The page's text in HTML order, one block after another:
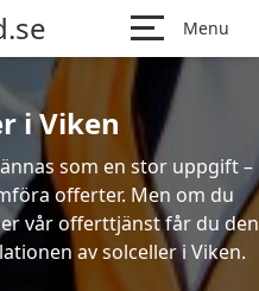
Menu
i Viken
som en stor uppgift –
offerter. Men om du
vår offerttjänst får du den
av solceller i Viken.